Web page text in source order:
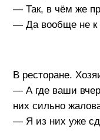
— Так, в чём же
— Да вообще не к
В ресторане.
— А где ваши
них сильно
— Я из них уже